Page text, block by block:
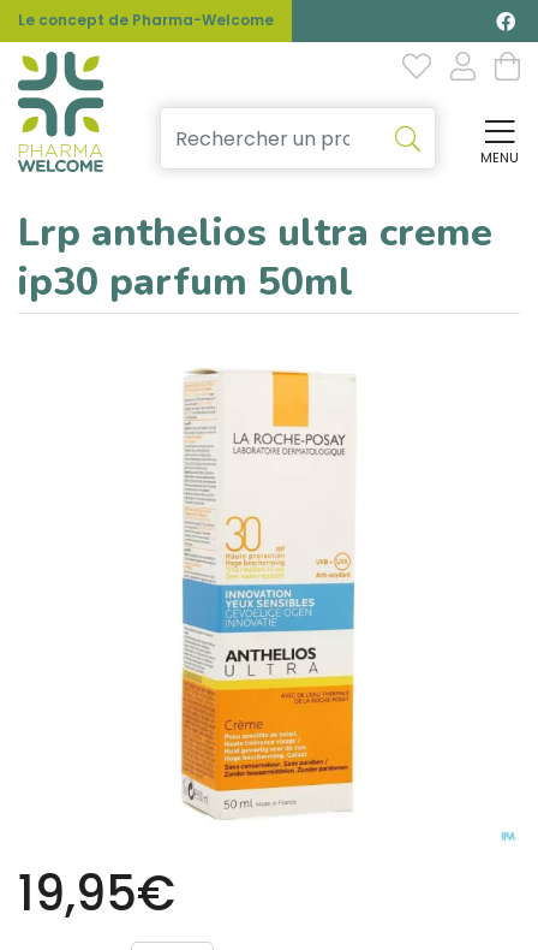
Le concept de Pharma-Welcome
MENU
Lrp anthelios ultra creme
ip30 parfum 50ml
19,95€